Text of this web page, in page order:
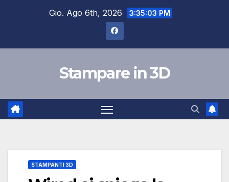
Gio. Ago 6th, 2026 3:35:04 PM
Stampare in 3D
STAMPANTI 3D